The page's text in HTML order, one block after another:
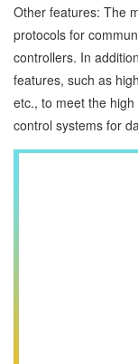
Other features: The
protocols for
controllers. In
features, such as
etc., to meet the
control systems for